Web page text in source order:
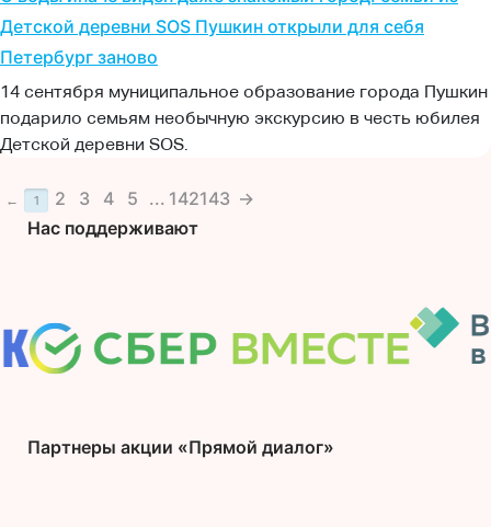
Детской деревни SOS Пушкин открыли для себя
Петербург заново
14 сентября муниципальное образование города Пушкин
подарило семьям необычную экскурсию в честь юбилея
Детской деревни SOS.
← 1 2 3 4 5 ... 142143 →
Нас поддерживают
Партнеры акции «Прямой диалог»